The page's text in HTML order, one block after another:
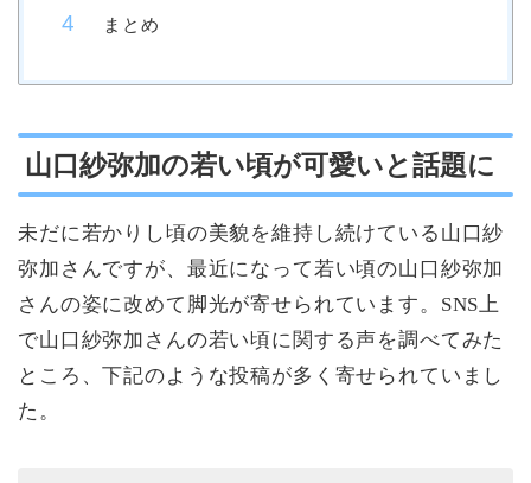
まとめ
山口紗弥加の若い頃が可愛いと話題に
未だに若かりし頃の美貌を維持し続けている山口紗
弥加さんですが、最近になって若い頃の山口紗弥加
さんの姿に改めて脚光が寄せられています。SNS上
で山口紗弥加さんの若い頃に関する声を調べてみた
ところ、下記のような投稿が多く寄せられていまし
た。